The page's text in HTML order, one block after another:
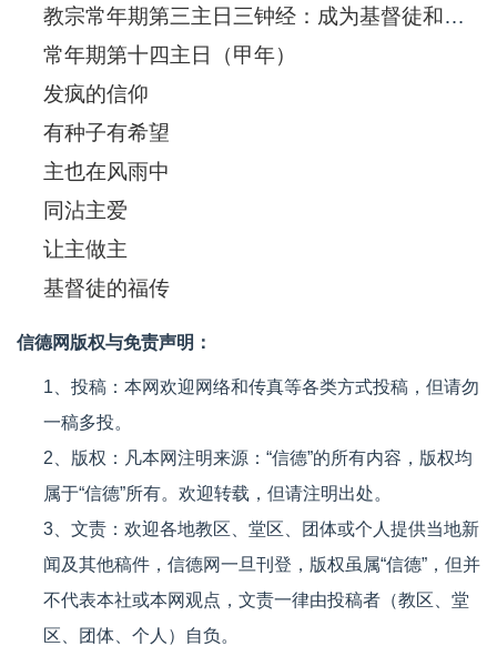
教宗常年期第三主日三钟经：成为基督徒和成为福传者是同一回事
常年期第十四主日（甲年）
发疯的信仰
有种子有希望
主也在风雨中
同沾主爱
让主做主
基督徒的福传
信德网版权与免责声明：
1、投稿：本网欢迎网络和传真等各类方式投稿，但请勿
一稿多投。
2、版权：凡本网注明来源：“信德”的所有内容，版权均
属于“信德”所有。欢迎转载，但请注明出处。
3、文责：欢迎各地教区、堂区、团体或个人提供当地新
闻及其他稿件，信德网一旦刊登，版权虽属“信德”，但并
不代表本社或本网观点，文责一律由投稿者（教区、堂
区、团体、个人）自负。